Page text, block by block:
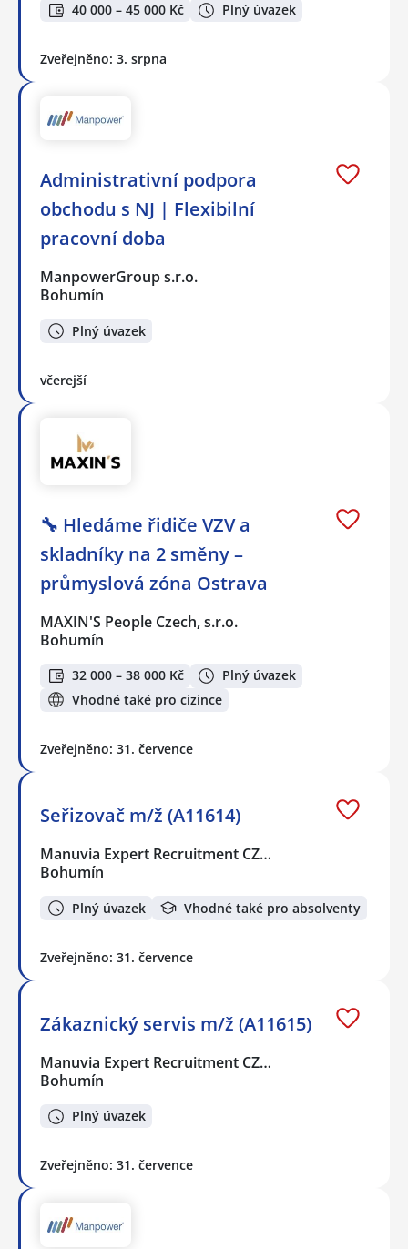
40 000 – 45 000 Kč Plný úvazek
Zveřejněno: 3. srpna
Administrativní podpora
obchodu s NJ | Flexibilní
pracovní doba
ManpowerGroup s.r.o.
Bohumín
Plný úvazek
včerejší
🔧 Hledáme řidiče VZV a
skladníky na 2 směny –
průmyslová zóna Ostrava
MAXIN'S People Czech, s.r.o.
Bohumín
32 000 – 38 000 Kč
Plný úvazek
Vhodné také pro cizince
Zveřejněno: 31. července
Seřizovač m/ž (A11614)
Manuvia Expert Recruitment CZ…
Bohumín
Plný úvazek Vhodné také pro absolventy
Zveřejněno: 31. července
Zákaznický servis m/ž (A11615)
Manuvia Expert Recruitment CZ…
Bohumín
Plný úvazek
Zveřejněno: 31. července